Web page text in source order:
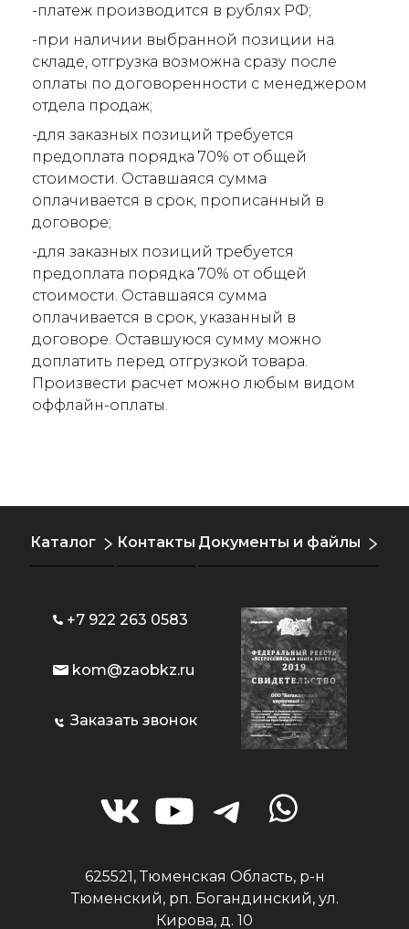
-платеж производится в рублях РФ;
-при наличии выбранной позиции на
складе, отгрузка возможна сразу после
оплаты по договоренности с менеджером
отдела продаж;
-для заказных позиций требуется
предоплата порядка 70% от общей
стоимости. Оставшаяся сумма
оплачивается в срок, прописанный в
договоре;
-для заказных позиций требуется
предоплата порядка 70% от общей
стоимости. Оставшаяся сумма
оплачивается в срок, указанный в
договоре. Оставшуюся сумму можно
доплатить перед отгрузкой товара.
Произвести расчет можно любым видом
оффлайн-оплаты.
Каталог Контакты Документы и файлы
+7 922 263 0583
kom@zaobkz.ru
Заказать звонок
625521, Тюменская Область, р-н
Тюменский, рп. Богандинский, ул.
Кирова, д. 10